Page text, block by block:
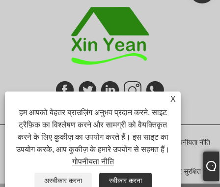
X
हम आपको बेहतर ब्राउज़िंग अनुभव प्रदान करने, साइट
ट्रैफ़िक का विश्लेषण करने और सामग्री को वैयक्तिकृत
करने के लिए कुकीज़ का उपयोग करते हैं। इस साइट का
उपयोग करके, आप कुकीज़ के हमारे उपयोग से सहमत हैं।
गोपनीयता नीति
अस्वीकार करना स्वीकार करना
Links Sitemap RSS XML गोपनीयता नीति
कॉपीराइट © 2024 शेन्ज़ेन ज़िन येन फ़र्निचर कं, लिमिटेड। सर्वाधिकार सुरक्षित।